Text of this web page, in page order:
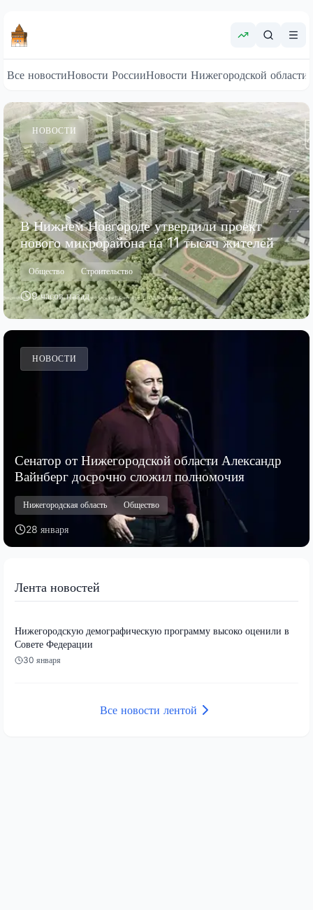
Все новостиНовости РоссииНовости Нижегородской области
НОВОСТИ
В Нижнем Новгороде утвердили проект
нового микрорайона на 11 тысяч жителей
Общество Строительство
9 часов назад
НОВОСТИ
Сенатор от Нижегородской области Александр
Вайнберг досрочно сложил полномочия
Нижегородская область Общество
28 января
Лента новостей
Нижегородскую демографическую программу высоко оценили в
Совете Федерации
30 января
Все новости лентой